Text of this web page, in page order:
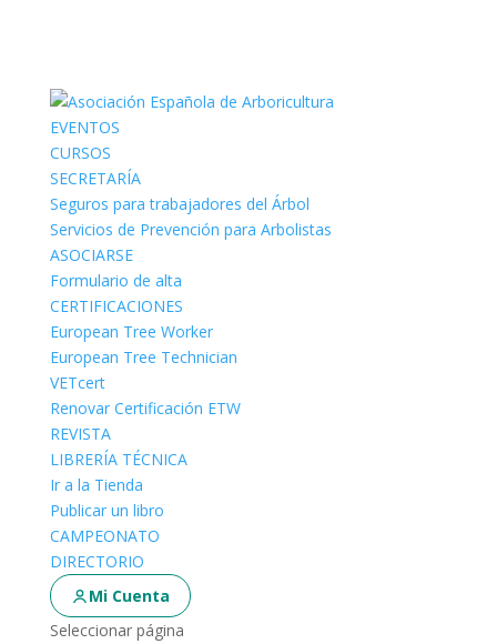
EVENTOS
CURSOS
SECRETARÍA
Seguros para trabajadores del Árbol
Servicios de Prevención para Arbolistas
ASOCIARSE
Formulario de alta
CERTIFICACIONES
European Tree Worker
European Tree Technician
VETcert
Renovar Certificación ETW
REVISTA
LIBRERÍA TÉCNICA
Ir a la Tienda
Publicar un libro
CAMPEONATO
DIRECTORIO
Mi Cuenta
Seleccionar página